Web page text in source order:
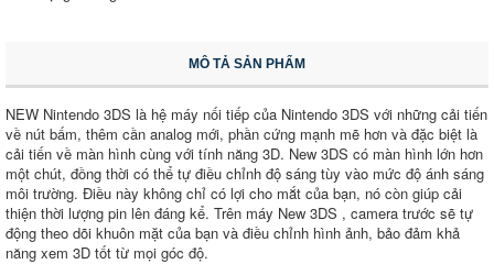
MÔ TẢ SẢN PHẨM
NEW Nintendo 3DS là hệ máy nối tiếp của Nintendo 3DS với những cải tiến
về nút bấm, thêm cần analog mới, phần cứng mạnh mẽ hơn và đặc biệt là
cải tiến về màn hình cùng với tính năng 3D. New 3DS có màn hình lớn hơn
một chút, đồng thời có thể tự điều chỉnh độ sáng tùy vào mức độ ánh sáng
môi trường. Điều này không chỉ có lợi cho mắt của bạn, nó còn giúp cải
thiện thời lượng pin lên đáng kể. Trên máy New 3DS , camera trước sẽ tự
động theo dõi khuôn mặt của bạn và điều chỉnh hình ảnh, bảo đảm khả
năng xem 3D tốt từ mọi góc độ.